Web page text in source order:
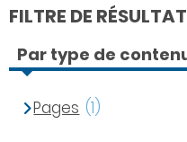
FILTRE DE
Par type de
Pages (1)